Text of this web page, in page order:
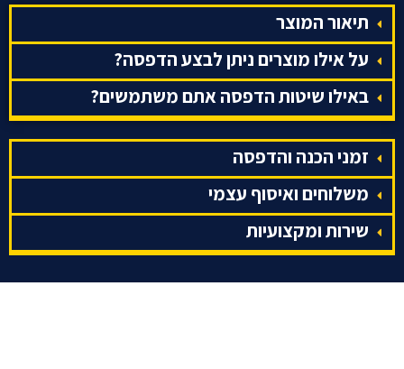
תיאור המוצר
על אילו מוצרים ניתן לבצע הדפסה?
באילו שיטות הדפסה אתם משתמשים?
זמני הכנה והדפסה
משלוחים ואיסוף עצמי
שירות ומקצועיות